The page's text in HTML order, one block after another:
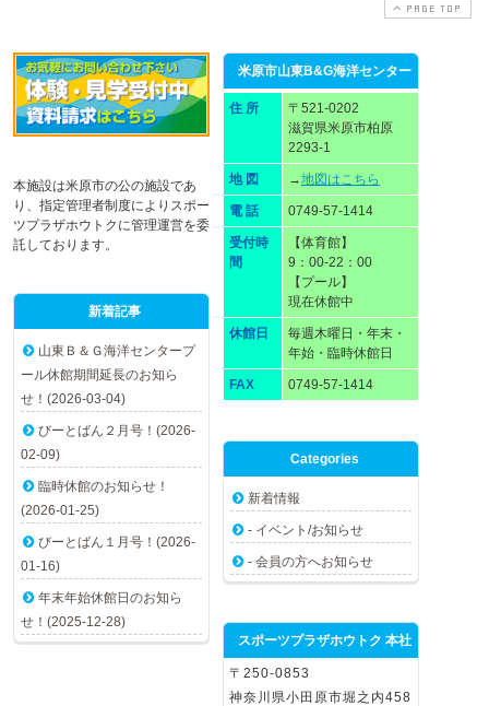
PAGE TOP
米原市山東B&G海洋センター
住 所
〒521-0202
滋賀県米原市柏原
2293-1
地 図 →地図はこちら
電 話 0749-57-1414
受付時
間
【体育館】
9：00-22：00
【プール】
現在休館中
休館日
毎週木曜日・年末・
年始・臨時休館日
FAX 0749-57-1414
本施設は米原市の公の施設であ
り、指定管理者制度によりスポー
ツプラザホウトクに管理運営を委
託しております。
新着記事
山東Ｂ＆Ｇ海洋センタープ
ール休館期間延長のお知ら
せ！(2026-03-04)
びーとばん２月号！(2026-
02-09)
臨時休館のお知らせ！
(2026-01-25)
びーとばん１月号！(2026-
01-16)
年末年始休館日のお知ら
せ！(2025-12-28)
Categories
新着情報
- イベント/お知らせ
- 会員の方へお知らせ
スポーツプラザホウトク 本社
〒250-0853
神奈川県小田原市堀之内458